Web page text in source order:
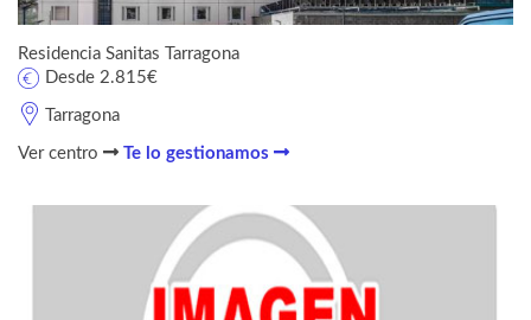
Residencia Sanitas Tarragona
Tarragona
Desde 2.815€
Ver centro Te lo gestionamos